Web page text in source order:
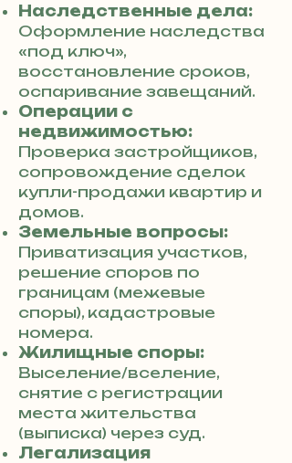
Наследственные дела:
Оформление наследства
«под ключ»,
восстановление сроков,
оспаривание завещаний.
Операции с
недвижимостью:
Проверка застройщиков,
сопровождение сделок
купли-продажи квартир и
домов.
Земельные вопросы:
Приватизация участков,
решение споров по
границам (межевые
споры), кадастровые
номера.
Жилищные споры:
Выселение/вселение,
снятие с регистрации
места жительства
(выписка) через суд.
Легализация